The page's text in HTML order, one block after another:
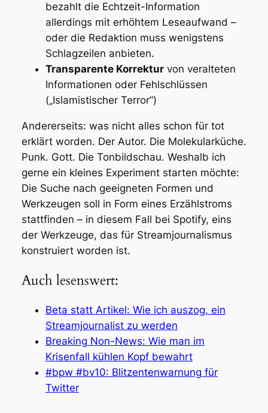
bezahlt die Echtzeit-Information
allerdings mit erhöhtem Leseaufwand –
oder die Redaktion muss wenigstens
Schlagzeilen anbieten.
Transparente Korrekturvon veralteten
Informationen oder Fehlschlüssen
(„Islamistischer Terror“)
Andererseits: was nicht alles schon für tot
erklärt worden. Der Autor. Die Molekularküche.
Punk. Gott. Die Tonbildschau. Weshalb ich
gerne ein kleines Experiment starten möchte:
Die Suche nach geeigneten Formen und
Werkzeugen soll in Form eines Erzählstroms
stattfinden – in diesem Fall bei Spotify, eins
der Werkzeuge, das für Streamjournalismus
konstruiert worden ist.
Auch lesenswert:
Beta statt Artikel: Wie ich auszog, ein
Streamjournalist zu werden
Breaking Non-News: Wie man im
Krisenfall kühlen Kopf bewahrt
#bpw #bv10: Blitzentenwarnung für
Twitter